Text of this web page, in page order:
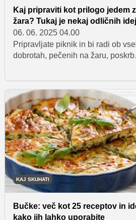
Kaj pripraviti kot prilogo jedem z
žara? Tukaj je nekaj odličnih idej
06. 06. 2025 04.00
Pripravljate piknik in bi radi ob
dobrotah, pečenih na žaru,
paleto okusnih idej, ki bodo vaše
domače zabave na prostem
spremenile v pravo gurmansko
doživetje!
KAJ SKUHATI
Bučke: več kot 25 receptov in
kako jih lahko uporabite